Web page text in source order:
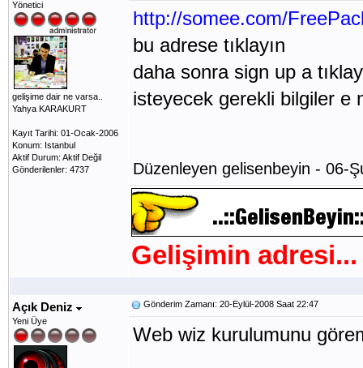
Yönetici
gelişime dair ne varsa..
Yahya KARAKURT
Kayıt Tarihi: 01-Ocak-2006
Konum: Istanbul
Aktif Durum: Aktif Değil
Gönderilenler: 4737
http://somee.com/
bu adrese tıklayın
daha sonra sign up a
isteyecek gerekli bilgiler e
Düzenleyen gelisenbeyin - 06-
Gelişimin adresi...
Açık Deniz
Yeni Üye
Gönderim Zamanı: 20-Eylül-2008 Saat 22:47
Web wiz kurulumunu